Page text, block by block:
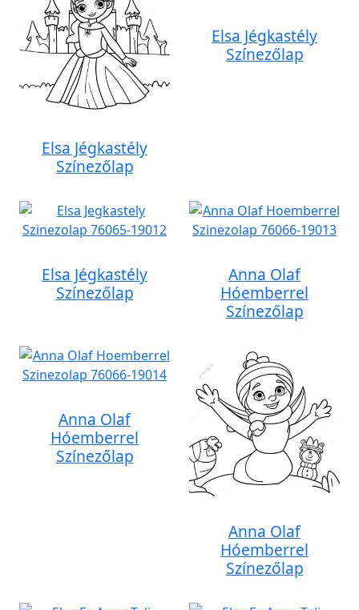
Elsa Jégkastély
Színezőlap
Elsa Jégkastély
Színezőlap
Elsa Jégkastély
Színezőlap
Anna Olaf
Hóemberrel
Színezőlap
Anna Olaf
Hóemberrel
Színezőlap
Anna Olaf
Hóemberrel
Színezőlap